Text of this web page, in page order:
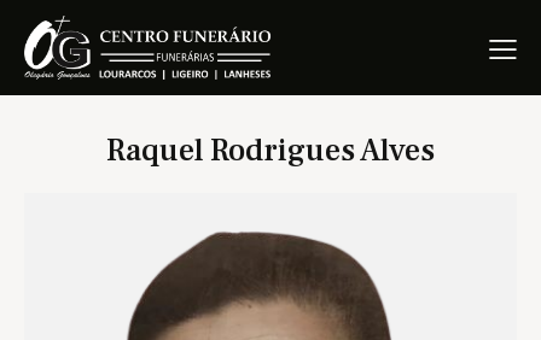
Raquel Rodrigues Alves